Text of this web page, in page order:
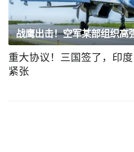
重大协议！三国签了，印度
紧张